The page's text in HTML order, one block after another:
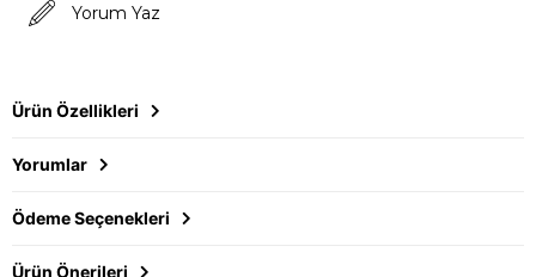
Yorum Yaz
Ürün Özellikleri
Yorumlar
Ödeme Seçenekleri
Ürün Önerileri